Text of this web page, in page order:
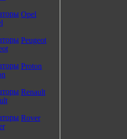
Opel
Peugeot
Proton
Renault
Rover